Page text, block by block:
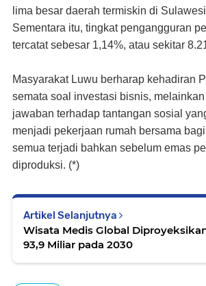
lima besar daerah termiskin di
Sementara itu, tingkat pengangguran
tercatat sebesar 1,14%, atau sekitar
Masyarakat Luwu berharap kehadiran
semata soal investasi bisnis,
jawaban terhadap tantangan sosial
menjadi pekerjaan rumah bersama
semua terjadi bahkan sebelum emas
diproduksi. (*)
Artikel Selanjutnya
Wisata Medis Global
93,9 Miliar pada 2030